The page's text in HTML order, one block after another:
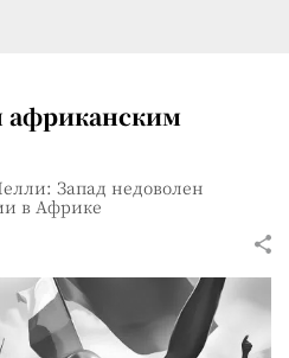
африканским
Запад недоволен
в Африке